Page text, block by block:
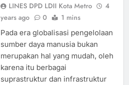
LINES DPD LDII Kota Metro
4
years ago
0 1 mins
Pada era globalisasi pengelolaan
sumber daya manusia bukan
merupakan hal yang mudah, oleh
karena itu berbagai
suprastruktur dan infrastruktur